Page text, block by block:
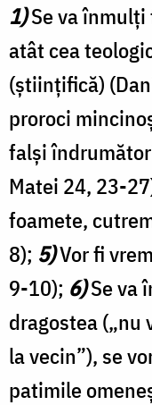
1)Se va înmulți
atât cea
(științifică)
proroci
falși
Matei 24, 23-
foamete,
8); 5)Vor fi
9-10); 6)Se va
dragostea („nu
la vecin”), se
patimile